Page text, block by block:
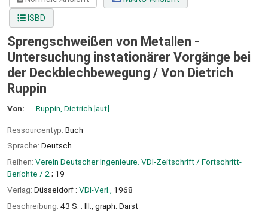
ISBD
Sprengschweißen von Metallen -
Untersuchung instationärer Vorgänge bei
der Deckblechbewegung / Von Dietrich
Ruppin
Von: Ruppin, Dietrich [aut]
Ressourcentyp: Buch
Sprache: Deutsch
Reihen: Verein Deutscher Ingenieure. VDI-Zeitschrift / Fortschritt-
Berichte / 2 ; 19
Verlag: Düsseldorf : VDI-Verl.,
1968
Beschreibung: 43 S. : Ill., graph. Darst